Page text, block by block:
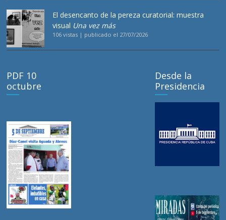
El desencanto de la pereza curatorial: muestra
visual Una vez más
106 vistas | publicado el 27/07/2026
PDF 10
octubre
Desde la
Presidencia